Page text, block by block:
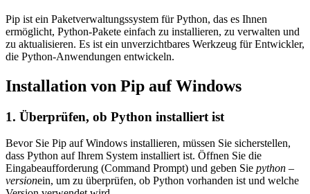
Pip ist ein Paketverwaltungssystem für Python, das es Ihnen
ermöglicht, Python-Pakete einfach zu installieren, zu verwalten und
zu aktualisieren. Es ist ein unverzichtbares Werkzeug für Entwickler,
die Python-Anwendungen entwickeln.
Installation von Pip auf Windows
1. Überprüfen, ob Python installiert ist
Bevor Sie Pip auf Windows installieren, müssen Sie sicherstellen,
dass Python auf Ihrem System installiert ist. Öffnen Sie die
Eingabeaufforderung (Command Prompt) und geben Sie python –
versionein, um zu überprüfen, ob Python vorhanden ist und welche